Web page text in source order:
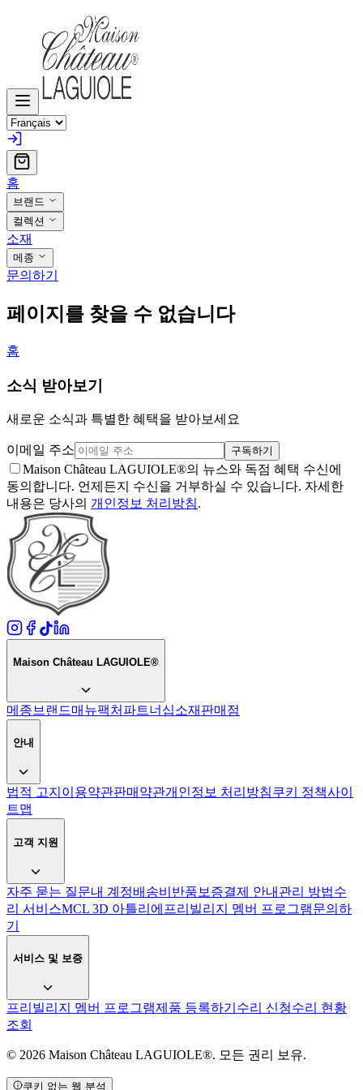
홈
브랜드
컬렉션
소재
메종
문의하기
페이지를 찾을 수 없습니다
홈
소식 받아보기
새로운 소식과 특별한 혜택을 받아보세요
이메일 주소 구독하기
Maison Château LAGUIOLE®의 뉴스와 독점 혜택 수신에
동의합니다. 언제든지 수신을 거부하실 수 있습니다. 자세한
내용은 당사의 개인정보 처리방침.
Maison Château LAGUIOLE®
메종 브랜드매뉴팩처 파트너십소재 판매점
안내
법적 고지 이용약관판매약관개인정보 처리방침쿠키 정책사이
트맵
고객 지원
자주 묻는 질문내 계정배송비 반품 보증결제 안내 관리 방법수
리 서비스MCL 3D 아틀리에 프리빌리지 멤버 프로그램문의하
기
서비스 및 보증
프리빌리지 멤버 프로그램제품 등록하기 수리 신청수리 현황
조회
© 2026 Maison Château LAGUIOLE®. 모든 권리 보유.
쿠키 없는 웹 분석